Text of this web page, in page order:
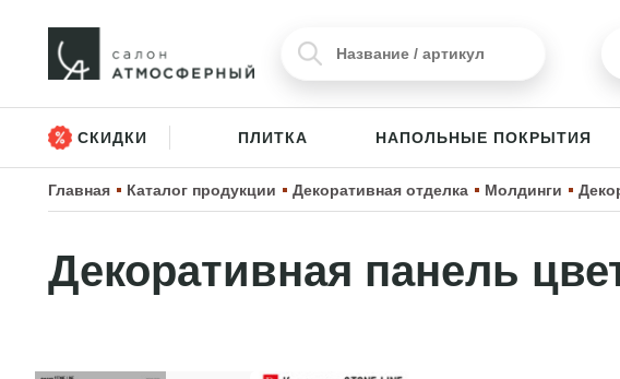
СКИДКИ ПЛИТКА НАПОЛЬНЫЕ ПОКРЫТИЯ
Главная Каталог продукции Декоративная отделка Молдинги
Декоративная панель